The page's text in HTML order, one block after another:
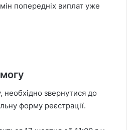
попередніх виплат уже
звернутися до
форму реєстрації.